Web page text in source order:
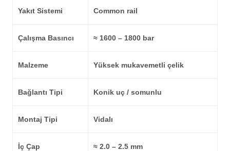
Yakıt Sistemi Common rail
Çalışma Basıncı ≈ 1600 – 1800 bar
Malzeme Yüksek mukavemetli çelik
Bağlantı Tipi Konik uç / somunlu
Montaj Tipi Vidalı
İç Çap ≈ 2.0 – 2.5 mm